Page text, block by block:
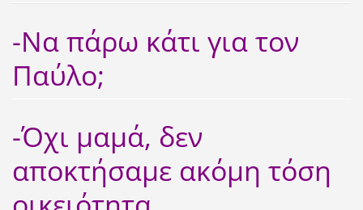
-Να πάρω κάτι για τον
Παύλο;
-Όχι μαμά, δεν
αποκτήσαμε ακόμη τόση